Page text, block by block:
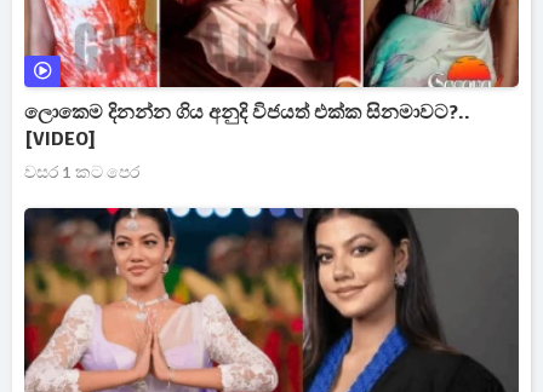
ලොකෙම දිනන්න ගිය අනුදි විජයත් එක්ක සිනමාවට?..
[VIDEO]
වසර 1 කට පෙර